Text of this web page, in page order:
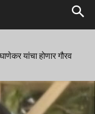
यांचा होणार गौरव